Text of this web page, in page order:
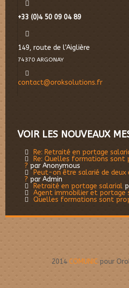
+33 (0)4 50 09 04 89
149, route de l’Aiglière
74370 ARGONAY
contact@oroksolutions.fr
VOIR LES NOUVEAUX
Re: Retraité en portage
Re: Quelles formations sont
? par Anonymous
Peut-on être salarié de deux
? par Admin
Retraité en portage salarial
Agent immobilier et portage
Quelles formations sont
2014 COMUNIC pour